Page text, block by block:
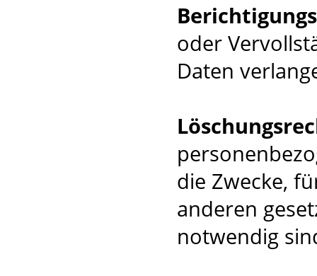
oder
Daten
die Zwecke,
anderen
notwendig